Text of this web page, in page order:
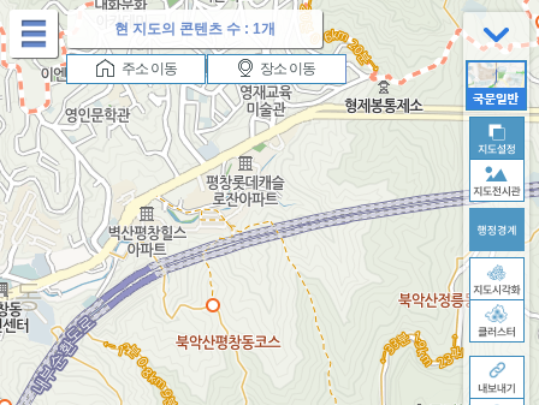
테
마
버
튼
현 지도의 콘텐츠 수 : 1개
주소 이동 장소 이동